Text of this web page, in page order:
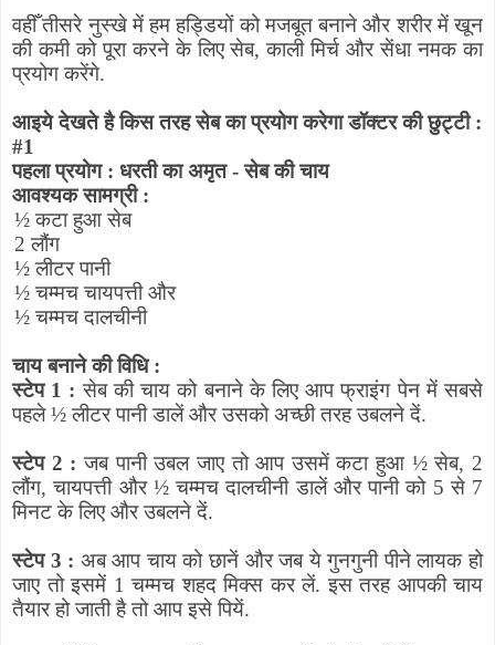
वहीँ तीसरे नुस्खे में हम हड्डियों को मजबूत बनाने और शरीर में खून
की कमी को पूरा करने के लिए सेब,काली मिर्च और सेंधा नमक का
प्रयोग करेंगे.
आइये देखते है किस तरह सेब का प्रयोग करेगा डॉक्टर की छुट्टी :
#1
पहला प्रयोग : धरती का अमृत - सेब की चाय
आवश्यक सामग्री :
½ कटा हुआ सेब
2 लौंग
½ लीटर पानी
½चम्मच चायपत्ती और
½ चम्मच दालचीनी
चाय बनाने की विधि :
स्टेप 1 : सेब की चाय को बनाने के लिए आप फ्राइंग पेन में सबसे
पहले ½ लीटर पानी डालें और उसको अच्छी तरह उबलने दें.
स्टेप 2 : जब पानी उबल जाए तो आप उसमें कटा हुआ ½ सेब,2
लौंग,चायपत्ती और ½ चम्मच दालचीनी डालें और पानी को 5 से 7
मिनट के लिए और उबलने दें.
स्टेप 3 : अब आप चाय को छानें और जब ये गुनगुनी पीने लायक हो
जाए तो इसमें 1 चम्मच शहद मिक्स कर लें. इस तरह आपकी चाय
तैयार हो जाती है तो आप इसे पियें.